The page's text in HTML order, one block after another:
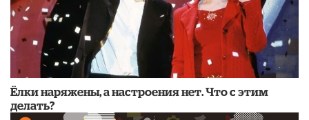
Ёлки наряжены, а настроения нет. Что с этим
делать?